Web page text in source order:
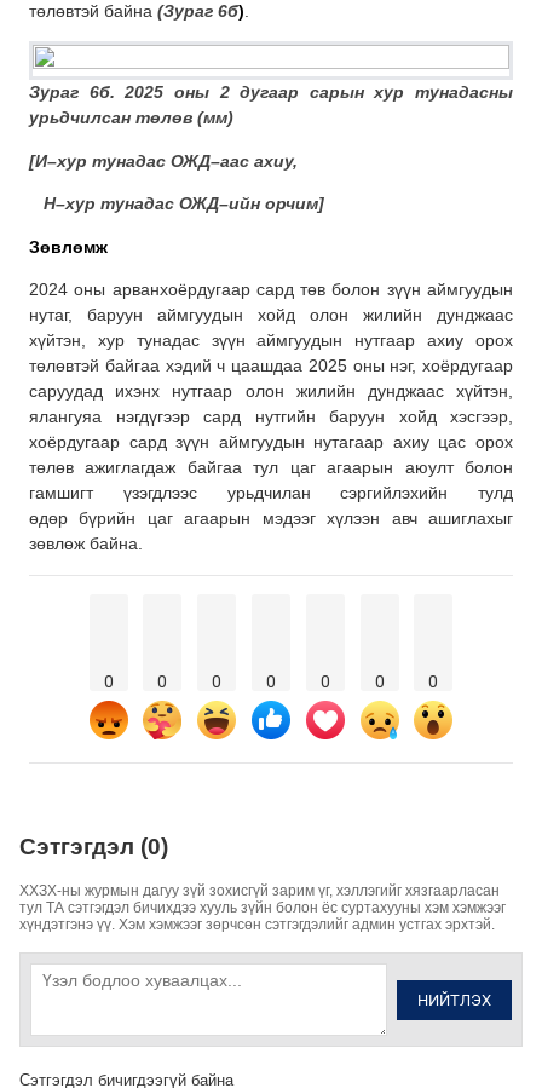
төлөвтэй байна (Зураг 6б)
Зураг 6б. 2025 оны 2 дугаар сарынхур тунадасны
урьдчилсан төлөв (мм)
[И–хур тунадас ОЖД–аас ахиу,
Н–хур тунадас ОЖД–ийн орчим]
Зөвлөмж
2024 оны арванхоёрдугаар сард төв болон зүүн аймгуудын
нутаг, баруун аймгуудын хойд олон жилийн дунджаас
хүйтэн, хур тунадас зүүн аймгуудын нутгаар ахиу орох
төлөвтэй байгаа хэдий ч цаашдаа 2025 оны нэг, хоёрдугаар
саруудад ихэнх нутгаар олон жилийн дунджаас хүйтэн,
ялангуяа нэгдүгээр сард нутгийн баруун хойд хэсгээр,
хоёрдугаар сард зүүн аймгуудын нутагаар ахиу цас орох
төлөв ажиглагдаж байгаа тул цаг агаарын аюулт болон
гамшигт үзэгдлээс урьдчилан сэргийлэхийн тулд
өдөр бүрийн цаг агаарын мэдээг хүлээн авч ашиглахыг
зөвлөж байна.
0 0 0 0 0 0 0
Сэтгэгдэл (0)
ХХЗХ-ны журмын дагуу зүй зохисгүй зарим үг, хэллэгийг хязгаарласан
тул ТА сэтгэгдэл бичихдээ хууль зүйн болон ёс суртахууны хэм хэмжээг
хүндэтгэнэ үү. Хэм хэмжээг зөрчсөн сэтгэгдэлийг админ устгах эрхтэй.
НИЙТЛЭХ
Сэтгэгдэл бичигдээгүй байна